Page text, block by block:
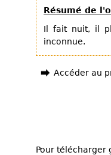
Résumé de
Il fait nuit, il
inconnue.
Accéder au
Pour